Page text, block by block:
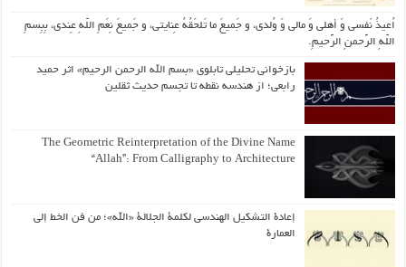
اُعیذُ نَفسی وَ أهلی وَ مالی وَ وُلدی، و جَمیعَ ما تَلحَقُهُ عِنایتی، و جَمیعَ نِعَمِ اللّهِ عِندی، بِبِسمِ
اللّهِ الرَّحمنِ الرَّحیمِ.
بازخوانی تحلیلی تابلوی «بسم الله الرحمن الرحیم» اثر حمید
رابعی؛ از هندسه نقطه تا تجسم حدیث ثقلین
The Geometric Reinterpretation of the Divine Name
“Allah”: From Calligraphy to Architecture
إعادة التشكيل الهندسي لكلمة الجلالة «الله»؛ من فن الخط إلى
العمارة